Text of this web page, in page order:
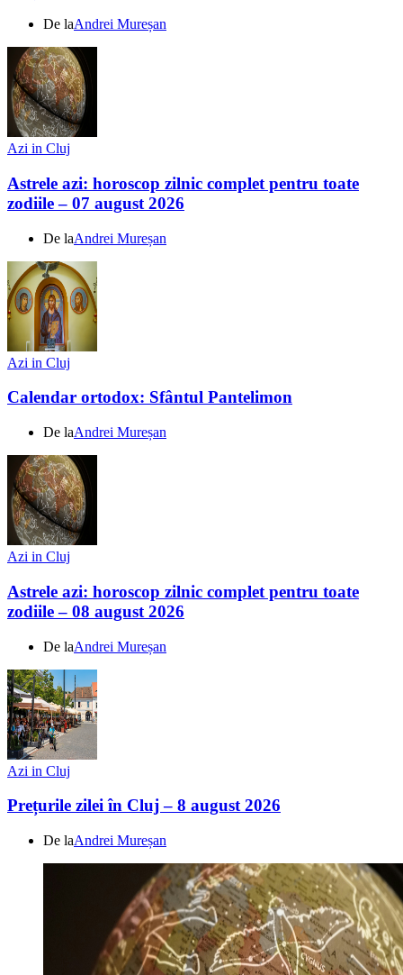
De laAndrei Mureșan
Azi in Cluj
Astrele azi: horoscop zilnic complet pentru toate
zodiile – 07 august 2026
De laAndrei Mureșan
Azi in Cluj
Calendar ortodox: Sfântul Pantelimon
De laAndrei Mureșan
Azi in Cluj
Astrele azi: horoscop zilnic complet pentru toate
zodiile – 08 august 2026
De laAndrei Mureșan
Azi in Cluj
Prețurile zilei în Cluj – 8 august 2026
De laAndrei Mureșan